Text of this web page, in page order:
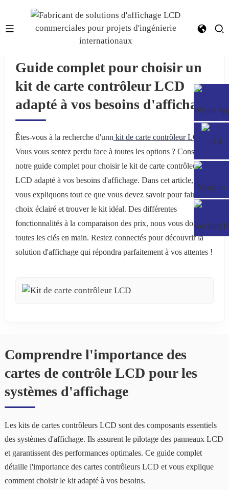
Guide complet pour choisir un
kit de carte contrôleur LCD
adapté à vos besoins d'affichage
Êtes-vous à la recherche d'unn kit de carte contrôleur LCD
Vous vous sentez perdu face à toutes les options ? Consultez
notre guide complet pour choisir le kit de carte contrôleur
LCD adapté à vos besoins d'affichage. Dans cet article, nous
vous expliquons tout ce que vous devez savoir pour faire un
choix éclairé et trouver le kit idéal. Des différentes
fonctionnalités à la comparaison des prix, nous vous donnons
toutes les clés en main. Restez connectés pour découvrir la
solution d'affichage qui répondra parfaitement à vos attentes !
Comprendre l'importance des
cartes de contrôle LCD pour les
systèmes d'affichage
Les kits de cartes contrôleurs LCD sont des composants essentiels
des systèmes d'affichage. Ils assurent le pilotage des panneaux LCD
et garantissent des performances optimales. Ce guide complet
détaille l'importance des cartes contrôleurs LCD et vous explique
comment choisir le kit adapté à vos besoins.